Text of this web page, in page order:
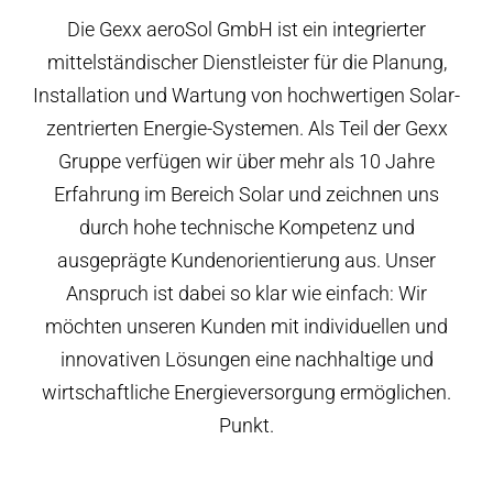
Angebot anfordern
Die Gexx aeroSol GmbH ist ein integrierter
mittelständischer Dienstleister für die Planung,
Installation und Wartung von hochwertigen Solar-
zentrierten Energie-Systemen. Als Teil der Gexx
Gruppe verfügen wir über mehr als 10 Jahre
Erfahrung im Bereich Solar und zeichnen uns
durch hohe technische Kompetenz und
ausgeprägte Kundenorientierung aus. Unser
Anspruch ist dabei so klar wie einfach: Wir
möchten unseren Kunden mit individuellen und
innovativen Lösungen eine nachhaltige und
wirtschaftliche Energieversorgung ermöglichen.
Punkt.